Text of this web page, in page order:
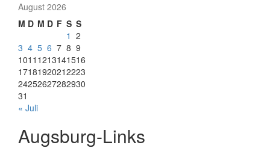
August 2026
M D M D F S S
1 2
3 4 5 6 7 8 9
1011 1213141516
17181920212223
24252627282930
31
« Juli
Augsburg-Links